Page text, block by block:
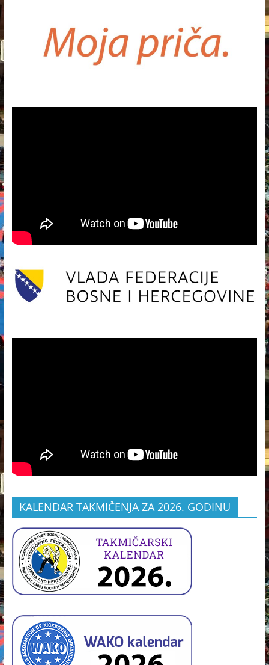
KALENDAR TAKMIČENJA ZA 2026. GODINU